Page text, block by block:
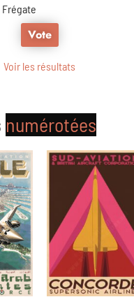
Frégate
Voir les résultats